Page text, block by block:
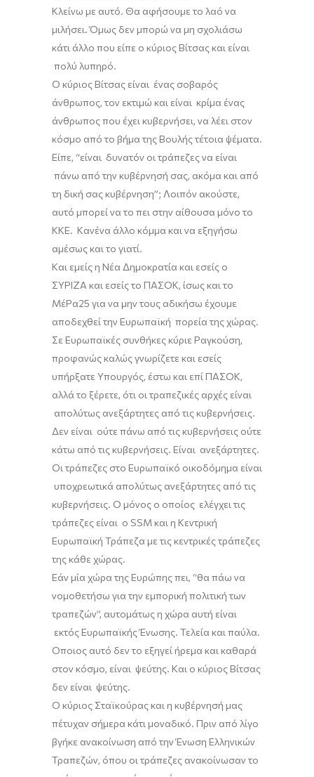
Κλείνω με αυτό. Θα αφήσουμε το λαό να
μιλήσει. Όμως δεν μπορώ να μη σχολιάσω
κάτι άλλο που είπε ο κύριος Βίτσας και είναι
πολύ λυπηρό.
Ο κύριος Βίτσας είναι ένας σοβαρός
άνθρωπος, τον εκτιμώ και είναι κρίμα ένας
άνθρωπος που έχει κυβερνήσει, να λέει στον
κόσμο από το βήμα της Βουλήςτέτοια ψέματα.
Είπε, “είναι δυνατόν οι τράπεζες να είναι
πάνω από την κυβέρνησή σας, ακόμα και από
τη δική σας κυβέρνηση”; Λοιπόν ακούστε,
αυτό μπορεί να το πει στην αίθουσα μόνο το
ΚΚΕ. Κανένα άλλο κόμμα και να εξηγήσω
αμέσως και το γιατί.
Και εμείς η Νέα Δημοκρατία και εσείς ο
ΣΥΡΙΖΑ και εσείς το ΠΑΣΟΚ, ίσως και το
ΜέΡα25 για να μην τους αδικήσω έχουμε
αποδεχθεί την Ευρωπαϊκή πορεία της χώρας.
Σε Ευρωπαϊκές συνθήκες κύριε Ραγκούση,
προφανώς καλώς γνωρίζετε και εσείς
υπήρξατε Υπουργός, έστω και επί ΠΑΣΟΚ,
αλλά το ξέρετε, ότι οι τραπεζικές αρχές είναι
απολύτως ανεξάρτητες από τις κυβερνήσεις.
Δεν είναι ούτε πάνω από τις κυβερνήσεις ούτε
κάτω από τις κυβερνήσεις. Είναι ανεξάρτητες.
Οι τράπεζες στο Ευρωπαϊκό οικοδόμημα είναι
υποχρεωτικά απολύτως ανεξάρτητες από τις
κυβερνήσεις. Ο μόνος ο οποίος ελέγχει τις
τράπεζες είναι ο SSM και η Κεντρική
Ευρωπαϊκή Τράπεζα με τις κεντρικές τράπεζες
της κάθε χώρας.
Εάν μία χώρα της Ευρώπης πει, “θα πάω να
νομοθετήσω για την εμπορική πολιτική των
τραπεζών”, αυτομάτως η χώρα αυτή είναι
εκτός Ευρωπαϊκής Ένωσης. Τελεία και παύλα.
Όποιος αυτό δεν το εξηγεί ήρεμα και καθαρά
στον κόσμο, είναι ψεύτης. Και ο κύριος Βίτσας
δεν είναι ψεύτης.
Ο κύριος Σταϊκούραςκαι η κυβέρνησή μας
πέτυχαν σήμερα κάτι μοναδικό. Πριν από λίγο
βγήκε ανακοίνωση από την Ένωση Ελληνικών
Τραπεζών, όπου οι τράπεζες ανακοίνωσαν το